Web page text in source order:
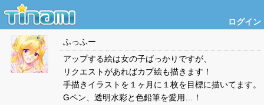
ログイン
ふっふー
アップする絵は女の子ばっかりですが、
リクエストがあればカプ絵も描きます！
手描きイラストを１ヶ月に１枚を目標に描いてます。
Gペン、透明水彩と色鉛筆を愛用…！